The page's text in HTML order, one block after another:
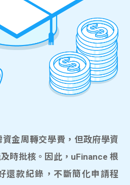
金周轉交學費，但政府學資
時批核。因此，uFinance 根
還款紀錄，不斷簡化申請程